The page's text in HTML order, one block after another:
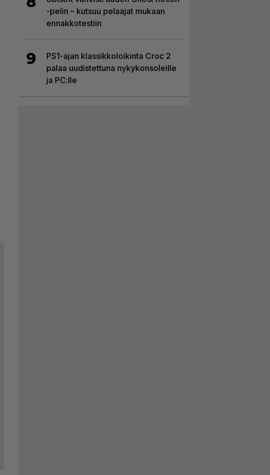
-pelin – kutsuu pelaajat mukaan
ennakkotestiin
9
PS1-ajan klassikkoloikinta Croc 2
palaa uudistettuna nykykonsoleille
ja PC:lle